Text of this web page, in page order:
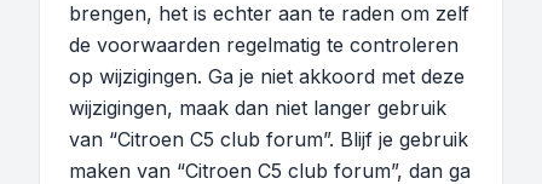
brengen, het is echter aan te raden om zelf
de voorwaarden regelmatig te controleren
op wijzigingen. Ga je niet akkoord met deze
wijzigingen, maak dan niet langer gebruik
van “Citroen C5 club forum”. Blijf je gebruik
maken van “Citroen C5 club forum”, dan ga